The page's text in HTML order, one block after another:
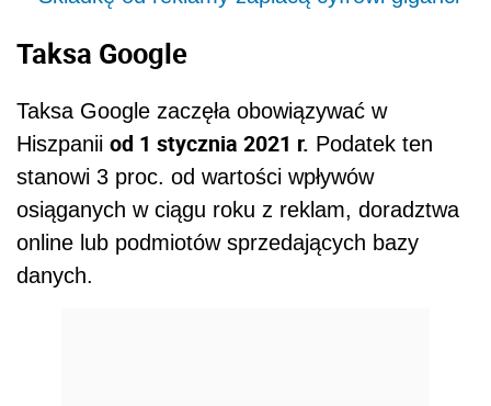
Taksa Google
Taksa Google zaczęła obowiązywać w
Hiszpanii od 1 stycznia 2021 r. Podatek ten
stanowi 3 proc. od wartości wpływów
osiąganych w ciągu roku z reklam, doradztwa
online lub podmiotów sprzedających bazy
danych.